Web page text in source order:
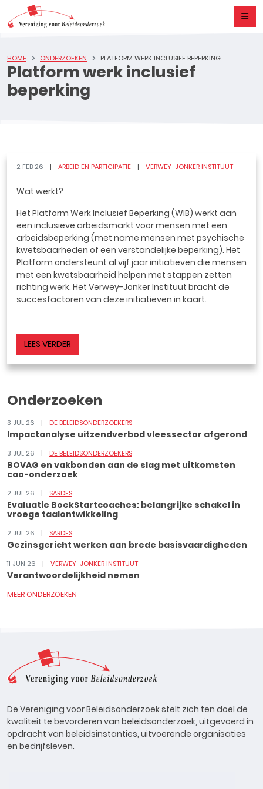
Platform werk inclusief
beperking
HOME ONDERZOEKEN PLATFORM WERK INCLUSIEF BEPERKING
2 FEB 26 ARBEID EN PARTICIPATIE VERWEY-JONKER INSTITUUT
Wat werkt?
Het Platform Werk Inclusief Beperking (WIB) werkt aan
een inclusieve arbeidsmarkt voor mensen met een
arbeidsbeperking (met name mensen met psychische
kwetsbaarheden of een verstandelijke beperking). Het
Platform ondersteunt al vijf jaar initiatieven die mensen
met een kwetsbaarheid helpen met stappen zetten
richting werk. Het Verwey-Jonker Instituut bracht de
succesfactoren van deze initiatieven in kaart.
LEES VERDER
Onderzoeken
3 JUL 26 DE BELEIDSONDERZOEKERS
Impactanalyse uitzendverbod vleessector afgerond
3 JUL 26 DE BELEIDSONDERZOEKERS
BOVAG en vakbonden aan de slag met uitkomsten
cao-onderzoek
2 JUL 26 SARDES
Evaluatie BoekStartcoaches: belangrijke schakel in
vroege taalontwikkeling
2 JUL 26 SARDES
Gezinsgericht werken aan brede basisvaardigheden
11 JUN 26 VERWEY-JONKER INSTITUUT
Verantwoordelijkheid nemen
MEER ONDERZOEKEN
De Vereniging voor Beleidsonderzoek stelt zich ten doel de
kwaliteit te bevorderen van beleidsonderzoek, uitgevoerd in
opdracht van beleidsinstanties, uitvoerende organisaties
en bedrijfsleven.